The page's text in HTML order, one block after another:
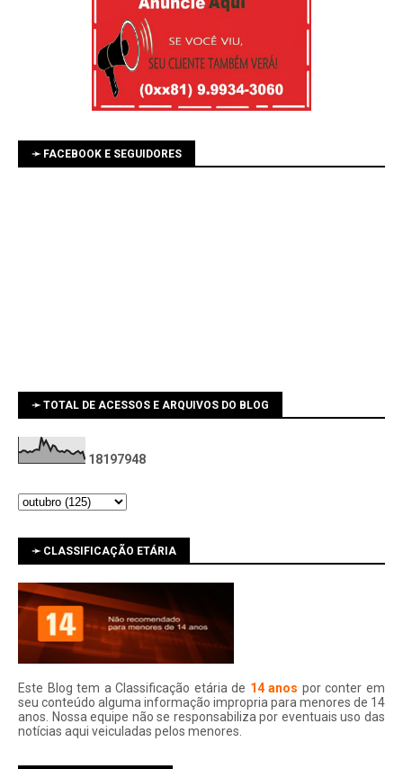
➛ FACEBOOK E SEGUIDORES
➛ TOTAL DE ACESSOS E ARQUIVOS DO BLOG
18197948
➛ CLASSIFICAÇÃO ETÁRIA
Este Blog tem a Classificação etária de 14 anos por conter em
seu conteúdo alguma informação impropria para menores de 14
anos. Nossa equipe não se responsabiliza por eventuais uso das
notí­cias aqui veiculadas pelos menores.